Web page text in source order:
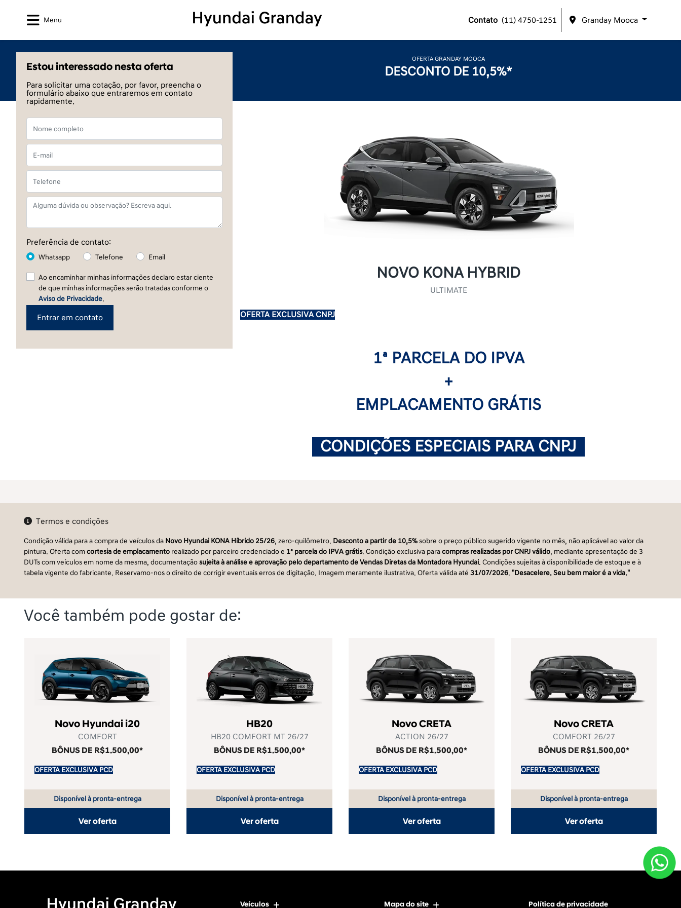
Menu Contato (11) 4750-1251 Granday Mooca
OFERTA GRANDAY MOOCA
DESCONTO DE 10,5%*
NOVO KONA HYBRID
ULTIMATE
OFERTA EXCLUSIVA CNPJ
1ª PARCELA DO IPVA
+
EMPLACAMENTO GRÁTIS
CONDIÇÕES ESPECIAIS PARA CNPJ
Estou interessado nesta oferta
Para solicitar uma cotação, por favor, preencha o
formulário abaixo que entraremos em contato
rapidamente.
Preferência de contato:
Whatsapp Telefone Email
Ao encaminhar minhas informações declaro estar ciente
de que minhas informações serão tratadas conforme o
Aviso de Privacidade.
Entrar em contato
Termos e condições
Condição válida para a compra de veículos da Novo Hyundai KONA Híbrido 25/26, zero-quilômetro. Desconto a partir de 10,5%sobre o preço público sugerido vigente no mês, não aplicável ao valor da
pintura. Oferta comcortesia de emplacamento realizado por parceiro credenciado e 1ª parcela do IPVA grátis. Condição exclusiva paracompras realizadas por CNPJ válido, mediante apresentação de 3
DUTs com veículos em nome da mesma, documentaçãosujeita à análise e aprovação pelo departamento de Vendas Diretas da Montadora Hyundai. Condições sujeitas à disponibilidade de estoque e à
tabela vigente do fabricante. Reservamo-nos o direito de corrigir eventuais erros de digitação. Imagem meramente ilustrativa. Oferta válida até 31/07/2026. "Desacelere. Seu bem maior é a vida."
Você também pode gostar de:
Novo Hyundai i20
COMFORT
BÔNUS DE R$1.500,00*
OFERTA EXCLUSIVA PCD
Disponível à pronta-entrega
Ver oferta
HB20
HB20 COMFORT MT 26/27
BÔNUS DE R$1.500,00*
OFERTA EXCLUSIVA PCD
Disponível à pronta-entrega
Ver oferta
Novo CRETA
ACTION 26/27
BÔNUS DE R$1.500,00*
OFERTA EXCLUSIVA PCD
Disponível à pronta-entrega
Ver oferta
Novo CRETA
COMFORT 26/27
BÔNUS DE R$1.500,00*
OFERTA EXCLUSIVA PCD
Disponível à pronta-entrega
Ver oferta
Veículos Mapa do site Política de privacidade